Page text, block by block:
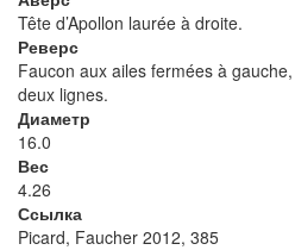
Tête d’Apollon laurée à droite.
Реверс
Faucon aux ailes fermées à
deux lignes.
Диаметр
16.0
Вес
4.26
Ссылка
Picard, Faucher 2012, 385